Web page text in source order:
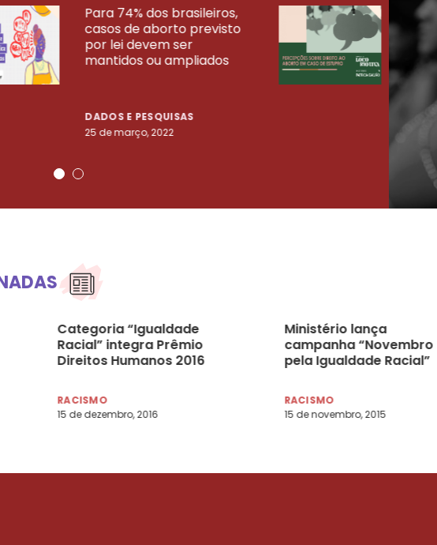
Para 74% dos brasileiros,
casos de aborto previsto
por lei devem ser
mantidos ou ampliados
DADOS E PESQUISAS
25 de março, 2022
23
MAIS PESQUISAS
Categoria “Igualdade
Racial” integra Prêmio
Direitos Humanos 2016
RACISMO
15 de dezembro, 2016
Ministério lança
campanha “Novembro
pela Igualdade Racial”
RACISMO
15 de novembro, 2015